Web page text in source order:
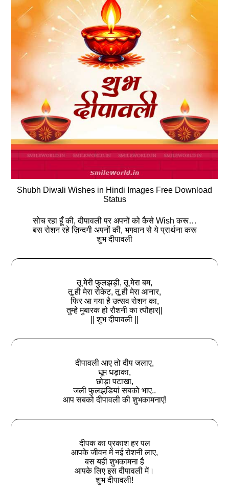
Shubh Diwali Wishes in Hindi Images Free Download
Status
सोच रहा हूँ की, दीपावली पर अपनों को कैसे Wish करू…
बस रोशन रहे ज़िन्दगी अपनों की, भगवान से ये प्रार्थना करू
शुभ दीपावली
तू मेरी फुलझड़ी, तू मेरा बम,
तू ही मेरा रोकेट, तू ही मेरा आनार,
फिर आ गया है उत्सव रोशन का,
तुम्हे मुबारक हो रौशनी का त्यौहार||
|| शुभ दीपावली ||
दीपावली आए तो दीप जलाए,
धूम धड़ाका,
छोड़ा पटाखा,
जली फुलझडि़यां सबको भाए..
आप सबको दीपावली की शुभकामनाएं!
दीपक का प्रकाश हर पल
आपके जीवन में नई रोशनी लाए,
बस यही शुभकामना है
आपके लिए इस दीपावली में।
शुभ दीपावली!